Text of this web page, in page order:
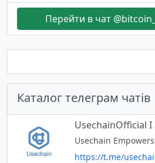
Перейти в чат
Каталог телеграм чатів
UsechainOfficial I
Usechain
https://t.me/